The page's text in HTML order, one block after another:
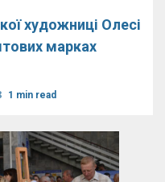
художниці Олесі
марках
1 min read